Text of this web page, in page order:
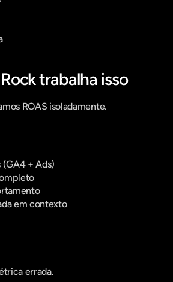
trabalha isso
ROAS isoladamente.
(GA4 + Ads)
em contexto
errada.